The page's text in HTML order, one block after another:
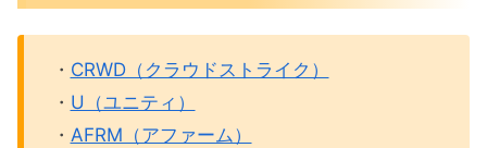
・ CRWD（クラウドストライク）
・ U（ユニティ）
・ AFRM（アファーム）